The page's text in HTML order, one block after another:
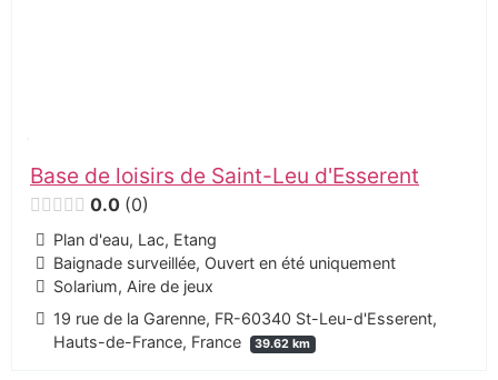
Base de loisirs de Saint-Leu d'Esserent
0.0 0
Plan d'eau, Lac, Etang
Baignade surveillée, Ouvert en été uniquement
Solarium, Aire de jeux
19 rue de la Garenne, FR-60340 St-Leu-d'Esserent,
Hauts-de-France, France
39.62 km